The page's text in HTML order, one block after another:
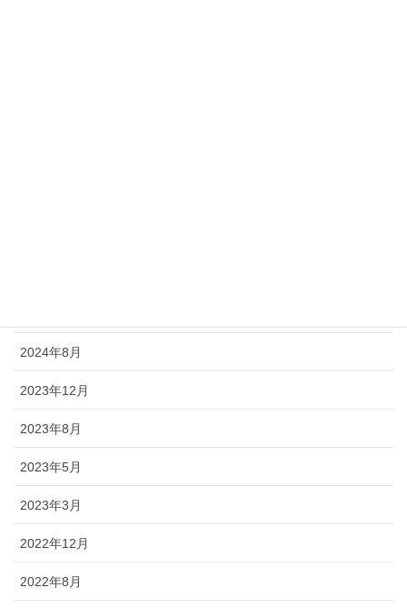
2024年8月
2023年12月
2023年8月
2023年5月
2023年3月
2022年12月
2022年8月